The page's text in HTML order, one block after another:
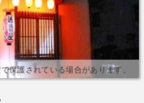
保護されている場合があります。